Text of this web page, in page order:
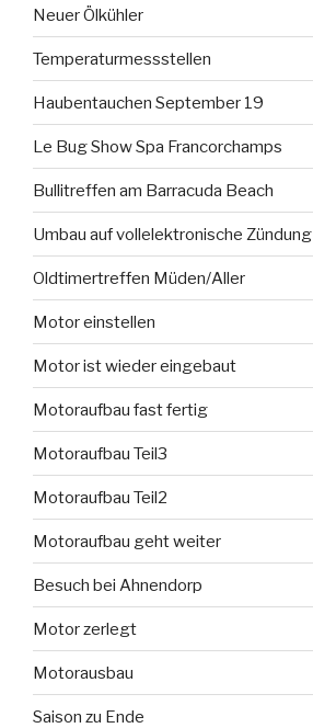
Neuer Ölkühler
Temperaturmessstellen
Haubentauchen September 19
Le Bug Show Spa Francorchamps
Bullitreffen am Barracuda Beach
Umbau auf vollelektronische Zündung
Oldtimertreffen Müden/Aller
Motor einstellen
Motor ist wieder eingebaut
Motoraufbau fast fertig
Motoraufbau Teil3
Motoraufbau Teil2
Motoraufbau geht weiter
Besuch bei Ahnendorp
Motor zerlegt
Motorausbau
Saison zu Ende